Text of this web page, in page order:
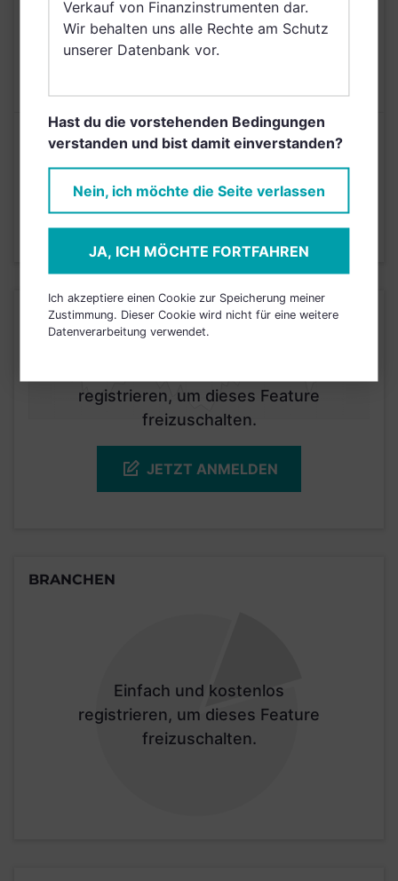
Arabien
AUSGABEAUFSCHLAG 5,00%
Risikoeinstufung laut Anbieter (KID)
2 3 4 5 6
KURSENTWICKLUNG
registrieren, um dieses Feature
freizuschalten.
JETZT ANMELDEN
BRANCHEN
Einfach und kostenlos
registrieren, um dieses Feature
freizuschalten.
Verkauf von Finanzinstrumenten dar.
Wir behalten uns alle Rechte am Schutz
unserer Datenbank vor.
Hast du die vorstehenden Bedingungen
verstanden und bist damit einverstanden?
Nein, ich möchte die Seite verlassen
JA, ICH MÖCHTE FORTFAHREN
Ich akzeptiere einen Cookie zur Speicherung meiner
Zustimmung. Dieser Cookie wird nicht für eine weitere
Datenverarbeitung verwendet.